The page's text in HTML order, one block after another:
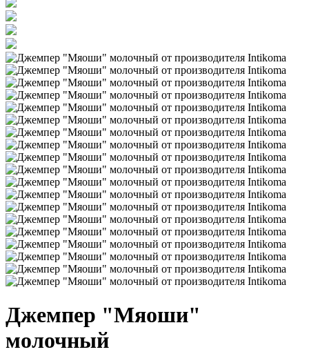
Джемпер "Мяоши"
молочный